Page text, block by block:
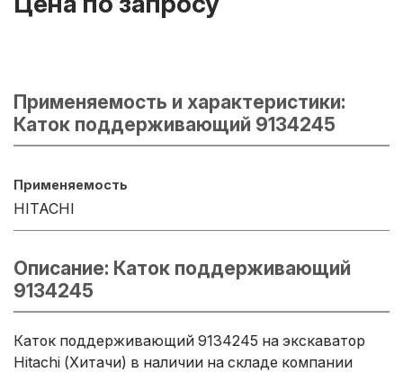
Применяемость и характеристики:
Каток поддерживающий 9134245
Применяемость
HITACHI
Описание: Каток поддерживающий
9134245
Каток поддерживающий 9134245 на экскаватор
Hitachi (Хитачи) в наличии на складе компании